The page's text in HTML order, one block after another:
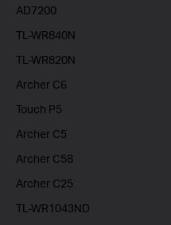
AD7200
TL-WR840N
TL-WR820N
Archer C6
Touch P5
Archer C5
Archer C58
Archer C25
TL-WR1043ND